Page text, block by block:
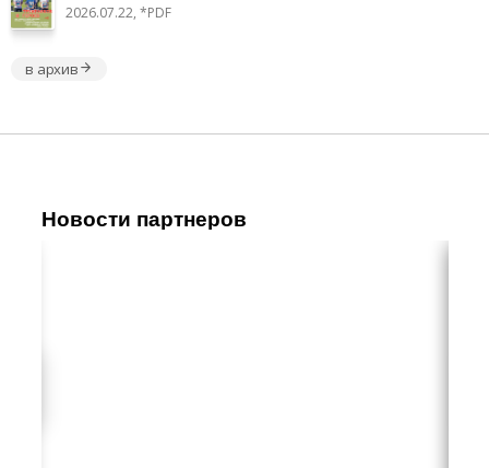
2026.07.22, *PDF
в архив
Новости партнеров